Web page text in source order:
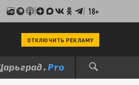
18+
ОТКЛЮЧИТЬ РЕКЛАМУ